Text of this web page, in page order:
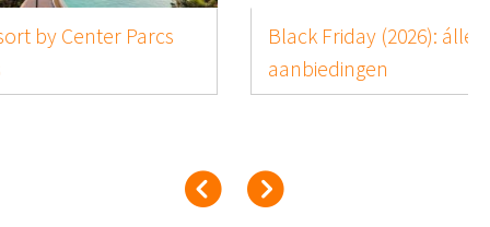
Black Friday (2026): álle vakantiepark